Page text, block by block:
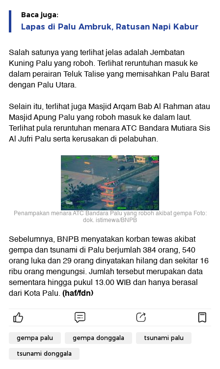
Baca juga:
Lapas di Palu Ambruk, Ratusan Napi Kabur
Salah satunya yang terlihat jelas adalah Jembatan
Kuning Palu yang roboh. Terlihat reruntuhan masuk ke
dalam perairan Teluk Talise yang memisahkan Palu Barat
dengan Palu Utara.
Selain itu, terlihat juga Masjid Arqam Bab Al Rahman atau
Masjid Apung Palu yang roboh masuk ke dalam laut.
Terlihat pula reruntuhan menara ATC Bandara Mutiara Sis
Al Jufri Palu serta kerusakan di pelabuhan.
Penampakan menara ATC Bandara Palu yang roboh akibat gempa Foto:
dok. istimewa/BNPB
Sebelumnya, BNPB menyatakan korban tewas akibat
gempa dan tsunami di Palu berjumlah 384 orang, 540
orang luka dan 29 orang dinyatakan hilang dan sekitar 16
ribu orang mengungsi. Jumlah tersebut merupakan data
sementara hingga pukul 13.00 WIB dan hanya berasal
dari Kota Palu.(haf/fdn)
gempa palu gempa donggala tsunami palu
tsunami donggala